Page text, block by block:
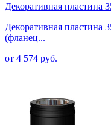
Декоративная пластина
Декоративная пластина
(фланец...
от 4 574 руб.